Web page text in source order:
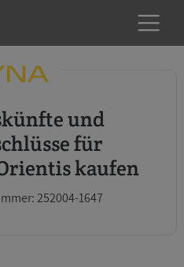
für
kaufen
252004-1647